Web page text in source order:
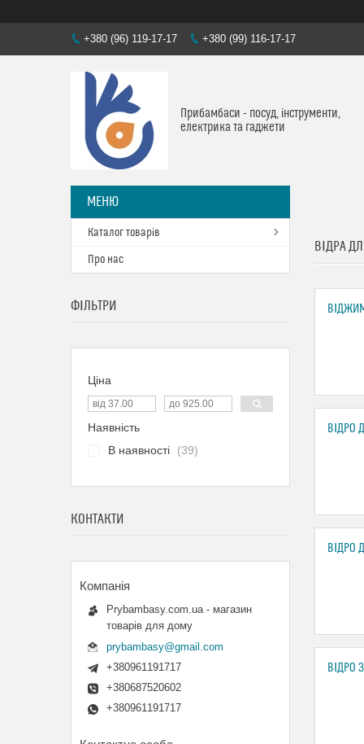
+380 (96) 119-17-17 +380 (99) 116-17-17
Прибамбаси - посуд, інструменти,
електрика та гаджети
ВІДРА
ВІДРО
ВІДРО
ВІДРО
Каталог товарів
Про нас
ФІЛЬТРИ
Ціна
Наявність
В наявності
39
КОНТАКТИ
Prybambasy.com.ua - магазин
товарів для дому
prybambasy@gmail.com
+380961191717
+380687520602
+380961191717